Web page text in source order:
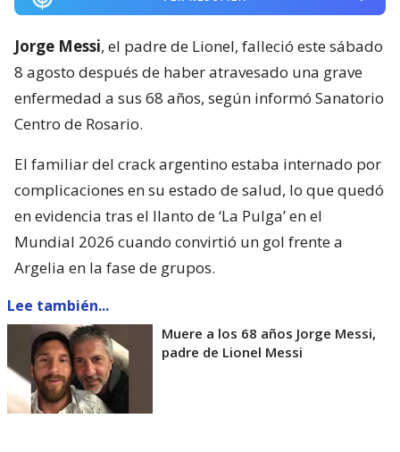
Jorge Messi, el padre de Lionel, falleció este sábado
8 agosto después de haber atravesado una grave
enfermedad a sus 68 años, según informó Sanatorio
Centro de Rosario.
El familiar del crack argentino estaba internado por
complicaciones en su estado de salud, lo que quedó
en evidencia tras el llanto de ‘La Pulga’ en el
Mundial 2026 cuando convirtió un gol frente a
Argelia en la fase de grupos.
Lee también...
Muere a los 68 años Jorge Messi,
padre de Lionel Messi